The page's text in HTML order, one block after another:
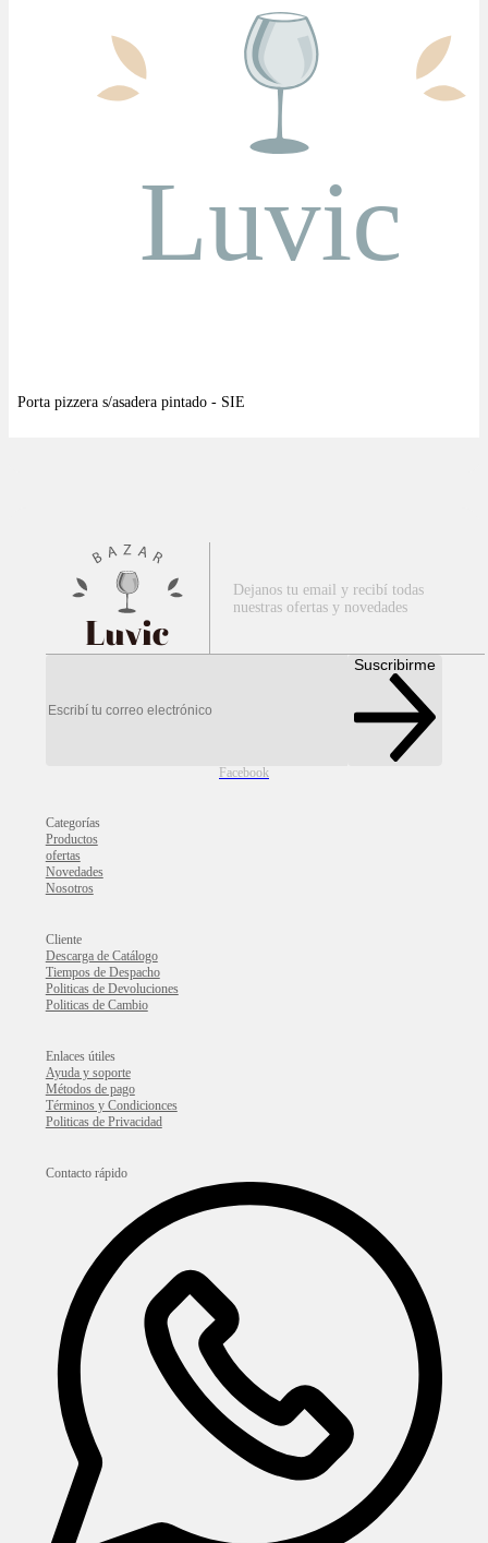
Luvic
Dejanos tu email y recibí todas
nuestras ofertas y novedades
Suscribirme
Facebook
Categorías
Productos
ofertas
Novedades
Nosotros
Cliente
Descarga de Catálogo
Tiempos de Despacho
Politicas de Devoluciones
Politicas de Cambio
Enlaces útiles
Ayuda y soporte
Métodos de pago
Términos y Condicionces
Politicas de Privacidad
Contacto rápido